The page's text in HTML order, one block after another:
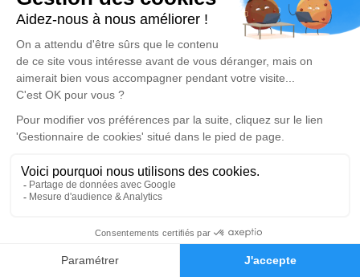
Faire-part Hommages
poèmes ou des textes. Cet endroit est un lieu
d'expression dédié à honorer la mémoire de Claude
CAIX.
Un service de plantation d’arbre hommage est
disponible ici.
Je rends hommage
Cérémonie civile
Cimetière d'Auris
38142 Auris